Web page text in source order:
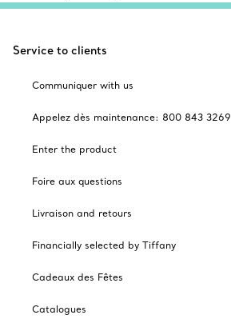
Service to clients
Communiquer with us
Appelez dès maintenance: 800 843 3269
Enter the product
Foire aux questions
Livraison and retours
Financially selected by Tiffany
Cadeaux des Fêtes
Catalogues